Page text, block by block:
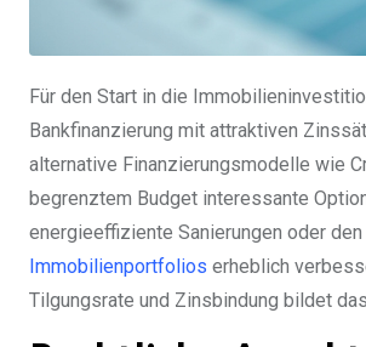
Für den Start in die
Bankfinanzierung mit attraktiven
alternative Finanzierungsmodelle wie
begrenztem Budget interessante
energieeffiziente Sanierungen oder
Immobilienportfolios erheblich
Tilgungsrate und Zinsbindung bildet